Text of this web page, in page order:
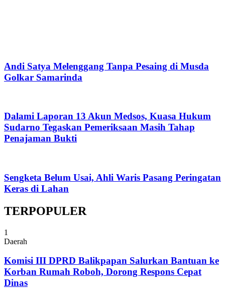
Andi Satya Melenggang Tanpa Pesaing di Musda
Golkar Samarinda
Dalami Laporan 13 Akun Medsos, Kuasa Hukum
Sudarno Tegaskan Pemeriksaan Masih Tahap
Penajaman Bukti
Sengketa Belum Usai, Ahli Waris Pasang Peringatan
Keras di Lahan
TERPOPULER
1
Daerah
Komisi III DPRD Balikpapan Salurkan Bantuan ke
Korban Rumah Roboh, Dorong Respons Cepat
Dinas